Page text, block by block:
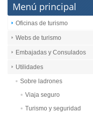
Menú principal
Oficinas de turismo
Webs de turismo
Embajadas y Consulados
Utilidades
Sobre ladrones
Viaja seguro
Turismo y seguridad